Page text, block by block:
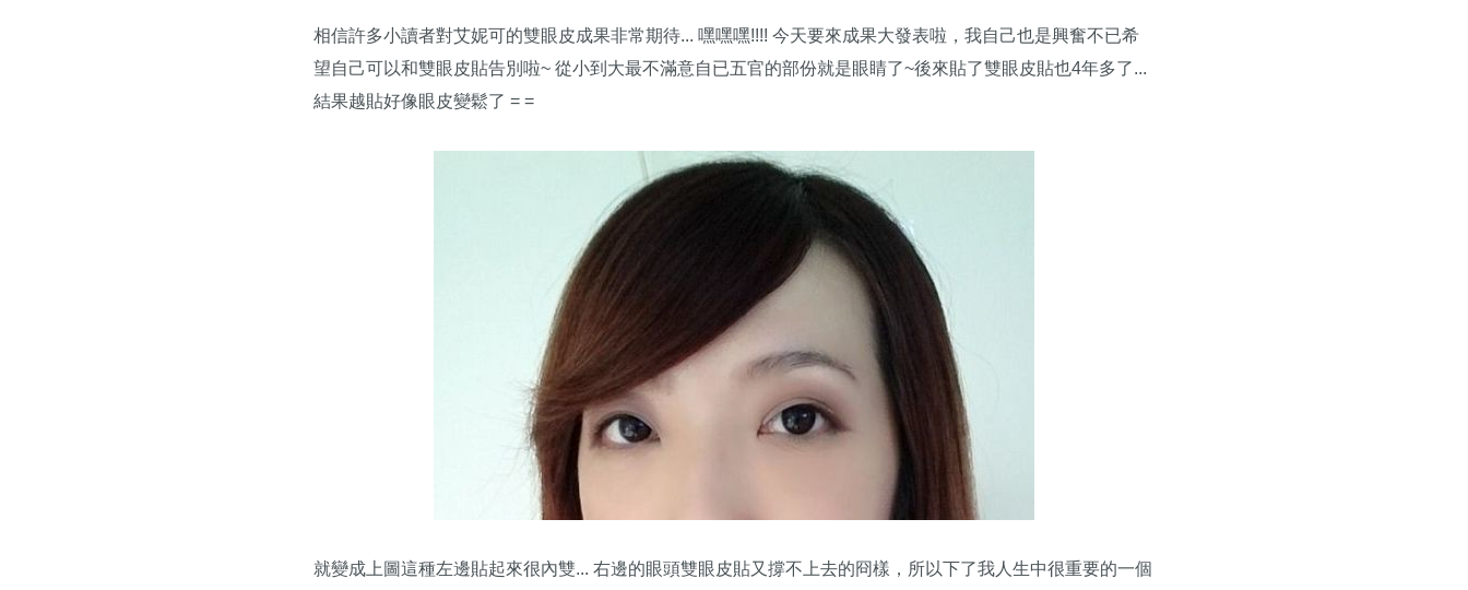
相信許多小讀者對艾妮可的雙眼皮成果非常期待... 嘿嘿嘿!!!! 今天要來成果大發表啦，我自己也是興奮不已希
望自己可以和雙眼皮貼告別啦~ 從小到大最不滿意自已五官的部份就是眼睛了~後來貼了雙眼皮貼也4年多了...
結果越貼好像眼皮變鬆了 = =
就變成上圖這種左邊貼起來很內雙... 右邊的眼頭雙眼皮貼又撐不上去的冏樣，所以下了我人生中很重要的一個